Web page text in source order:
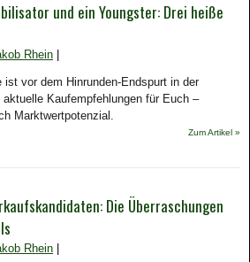
und ein Youngster: Drei heiße
Rhein
ist vor dem Hinrunden-Endspurt in der
Kaufempfehlungen für Euch –
Marktwertpotenzial.
Zum Artikel »
Die Überraschungen
Rhein